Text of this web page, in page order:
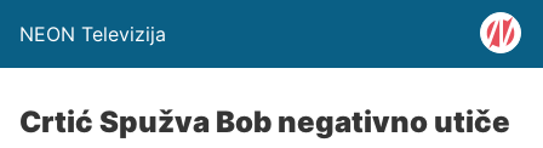
NEON Televizija
Crtić Spužva Bob negativno utiče